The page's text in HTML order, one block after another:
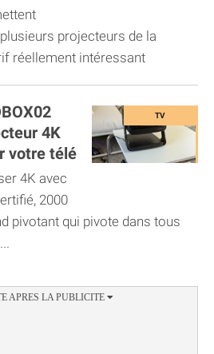
projecteurs de la
réellement intéressant
4K
votre télé
4K avec
2000
pivotant qui pivote dans tous